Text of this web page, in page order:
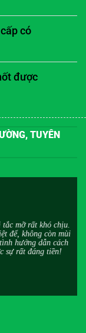
có
được
TUYÊN
mỡ rất khó chịu.
để, không còn mùi
hướng dẫn cách
sự rất đáng tiền!